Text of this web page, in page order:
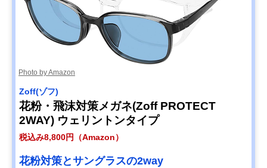
Photo by Amazon
Zoff(ゾフ)
花粉・飛沫対策メガネ(Zoff PROTECT
2WAY) ウェリントンタイプ
税込み8,800円（Amazon）
花粉対策とサングラスの2way